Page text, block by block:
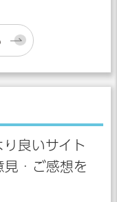
良いサイト
見・ご感想を